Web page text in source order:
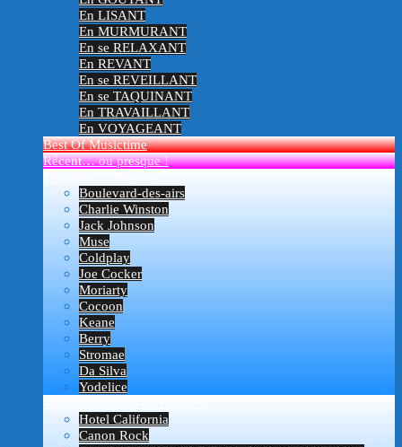
En LISANT
En MURMURANT
En se RELAXANT
En REVANT
En se REVEILLANT
En se TAQUINANT
En TRAVAILLANT
En VOYAGEANT
Best Of Musictime
Récent… ou presque !
Boulevard-des-airs
Charlie Winston
Jack Johnson
Muse
Coldplay
Joe Cocker
Moriarty
Cocoon
Keane
Berry
Stromae
Da Silva
Yodelice
Hotel California
Canon Rock